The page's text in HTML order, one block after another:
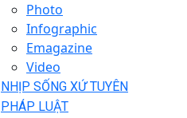
Photo
Infographic
Emagazine
Video
NHỊP SỐNG XỨ TUYÊN
PHÁP LUẬT